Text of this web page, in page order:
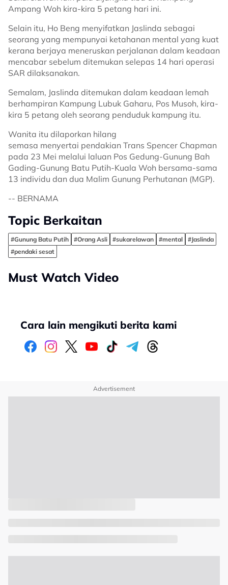
Ampang Woh kira-kira 5 petang hari ini.
Selain itu, Ho Beng menyifatkan Jaslinda sebagai
seorang yang mempunyai ketahanan mental yang kuat
kerana berjaya meneruskan perjalanan dalam keadaan
mencabar sebelum ditemukan selepas 14 hari operasi
SAR dilaksanakan.
Semalam, Jaslinda ditemukan dalam keadaan lemah
berhampiran Kampung Lubuk Gaharu, Pos Musoh, kira-
kira 5 petang oleh seorang penduduk kampung itu.
Wanita itu dilaporkan hilang
semasa menyertai pendakian Trans Spencer Chapman
pada 23 Mei melalui laluan Pos Gedung-Gunung Bah
Gading-Gunung Batu Putih-Kuala Woh bersama-sama
13 individu dan dua Malim Gunung Perhutanan (MGP).
-- BERNAMA
Topic Berkaitan
#Gunung Batu Putih #Orang Asli #sukarelawan #mental
#Jaslinda
#pendaki sesat
Must Watch Video
Cara lain mengikuti berita kami
Advertisement